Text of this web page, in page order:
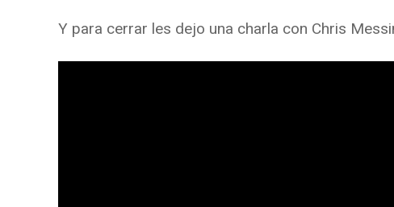
Y para cerrar les dejo una charla con Chris